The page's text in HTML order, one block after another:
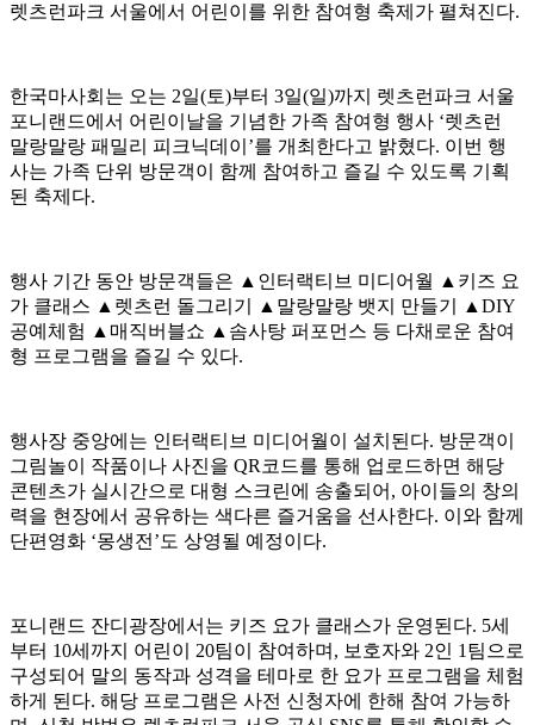
렛츠런파크 서울에서 어린이를 위한 참여형 축제가 펼쳐진다.
한국마사회는 오는 2일(토)부터 3일(일)까지 렛츠런파크 서울
포니랜드에서 어린이날을 기념한 가족 참여형 행사 ‘렛츠런
말랑말랑 패밀리 피크닉데이’를 개최한다고 밝혔다. 이번 행
사는 가족 단위 방문객이 함께 참여하고 즐길 수 있도록 기획
된 축제다.
행사 기간 동안 방문객들은 ▲인터랙티브 미디어월 ▲키즈 요
가 클래스 ▲렛츠런 돌그리기 ▲말랑말랑 뱃지 만들기 ▲DIY
공예체험 ▲매직버블쇼 ▲솜사탕 퍼포먼스 등 다채로운 참여
형 프로그램을 즐길 수 있다.
행사장 중앙에는 인터랙티브 미디어월이 설치된다. 방문객이
그림놀이 작품이나 사진을 QR코드를 통해 업로드하면 해당
콘텐츠가 실시간으로 대형 스크린에 송출되어, 아이들의 창의
력을 현장에서 공유하는 색다른 즐거움을 선사한다. 이와 함께
단편영화 ‘몽생전’도 상영될 예정이다.
포니랜드 잔디광장에서는 키즈 요가 클래스가 운영된다. 5세
부터 10세까지 어린이 20팀이 참여하며, 보호자와 2인 1팀으로
구성되어 말의 동작과 성격을 테마로 한 요가 프로그램을 체험
하게 된다. 해당 프로그램은 사전 신청자에 한해 참여 가능하